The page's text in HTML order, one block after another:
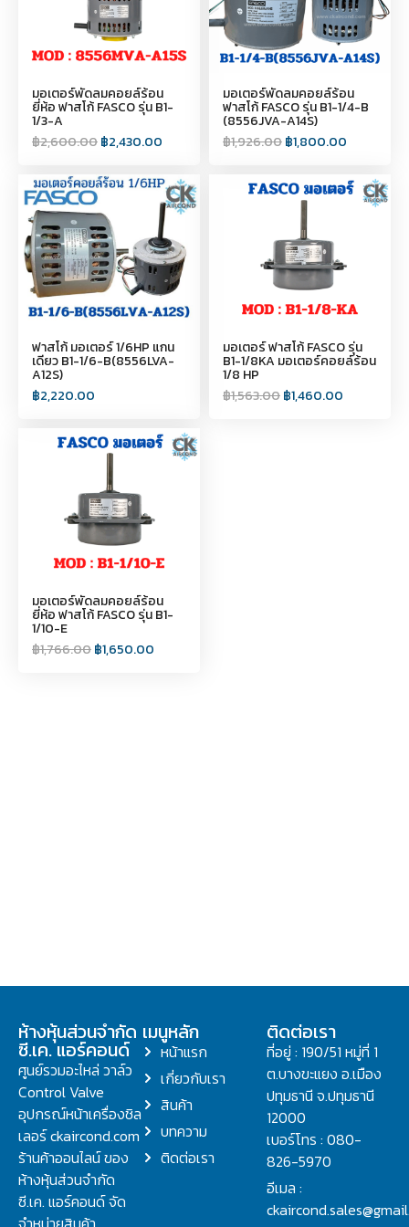
มอเตอร์พัดลมคอยล์ร้อน
ยี่ห้อ ฟาสโก้ FASCO รุ่น B1-
1/3-A
฿2,600.00฿2,430.00
มอเตอร์พัดลมคอยล์ร้อน
ฟาสโก้ FASCO รุ่น B1-1/4-B
(8556JVA-A14S)
฿1,926.00฿1,800.00
ฟาสโก้ มอเตอร์ 1/6HP แกน
เดียว B1-1/6-B(8556LVA-
A12S)
฿2,220.00
มอเตอร์ ฟาสโก้ FASCO รุ่น
B1-1/8KA มอเตอร์คอยล์ร้อน
1/8 HP
฿1,563.00฿1,460.00
มอเตอร์พัดลมคอยล์ร้อน
ยี่ห้อ ฟาสโก้ FASCO รุ่น B1-
1/10-E
฿1,766.00฿1,650.00
ห้างหุ้นส่วนจำกัด
ซี.เค. แอร์คอนด์
ศูนย์รวมอะไหล่ วาล์ว
Control Valve
อุปกรณ์หน้าเครื่องชิล
เลอร์ ckaircond.com
ร้านค้าออนไลน์ ของ
ห้างหุ้นส่วนจำกัด
ซี.เค. แอร์คอนด์ จัด
เมนูหลัก
หน้าแรก
เกี่ยวกับเรา
สินค้า
บทความ
ติดต่อเรา
ติดต่อเรา
ที่อยู่ : 190/51 หมู่ที่ 1
ต.บางขะแยง อ.เมือง
ปทุมธานี จ.ปทุมธานี
12000
เบอร์โทร : 080-
826-5970
อีเมล :